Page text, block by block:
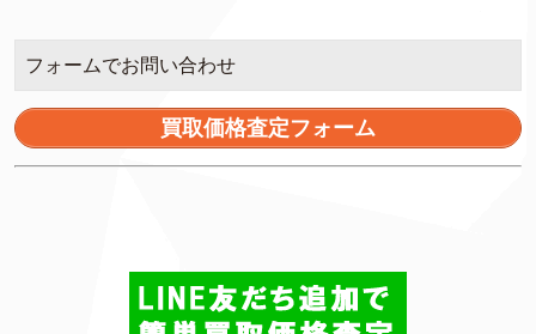
フォームでお問い合わせ
買取価格査定フォーム